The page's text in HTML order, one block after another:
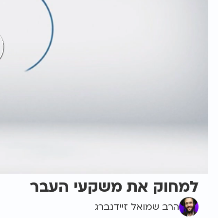
למחוק את משקעי העבר
הרב שמואל זיידנברג